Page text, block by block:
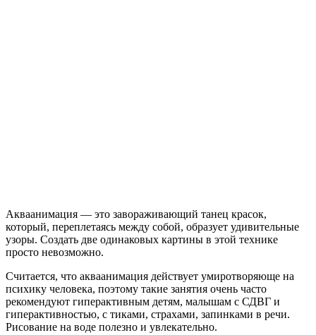
Акваанимация — это завораживающий танец красок,
который, переплетаясь между собой, образует удивительные
узоры. Создать две одинаковых картины в этой технике
просто невозможно.
Считается, что акваанимация действует умиротворяюще на
психику человека, поэтому такие занятия очень часто
рекомендуют гиперактивным детям, малышам с СДВГ и
гиперактивностью, с тиками, страхами, запинками в речи.
Рисование на воде полезно и увлекательно.